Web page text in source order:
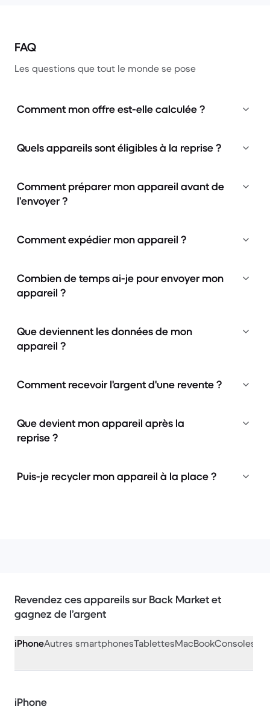
FAQ
Les questions que tout le monde se pose
Comment mon offre est-elle calculée ?
Quels appareils sont éligibles à la reprise ?
Comment préparer mon appareil avant de
l’envoyer ?
Comment expédier mon appareil ?
Combien de temps ai-je pour envoyer mon
appareil ?
Que deviennent les données de mon
appareil ?
Comment recevoir l'argent d'une revente ?
Que devient mon appareil après la
reprise ?
Puis-je recycler mon appareil à la place ?
Revendez ces appareils sur Back Market et
gagnez de l’argent
iPhoneAutres smartphonesTablettesMacBookConsoles
iPhone